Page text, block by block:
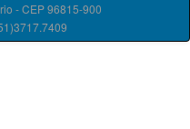
- CEP 96815-900